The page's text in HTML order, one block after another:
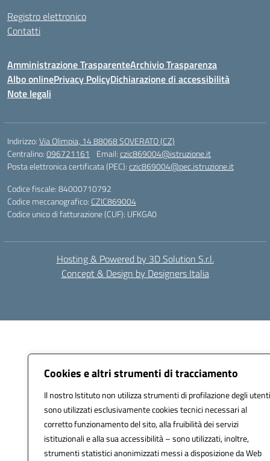
Cookies e altri strumenti di tracciamento
Il nostro Istituto non utilizza strumenti di profilazione degli
sono utilizzati esclusivamente cookies tecnici necessari al
corretto funzionamento del sito, alla fruibilità dei servizi
istituzionali e alla sua accessibilità – sono utilizzati, inoltre,
strumenti statistici anonimizzati messi a disposizione da Web
Registro elettronico
Contatti
Amministrazione TrasparenteArchivio Trasparenza
Albo onlinePrivacy PolicyDichiarazione di accessibilità
Note legali
Indirizzo:Via Olimpia, 14 88068 SOVERATO (CZ)
Centralino:096721161 Email:czic869004@istruzione.it
Posta elettronica certificata (PEC):czic869004@pec.istruzione.it
Codice fiscale: 84000710792
Codice meccanografico: CZIC869004
Codice unico di fatturazione (CUF): UFKGA0
Hosting & Powered by 3D Solution S.r.l.
Concept & Design by Designers Italia